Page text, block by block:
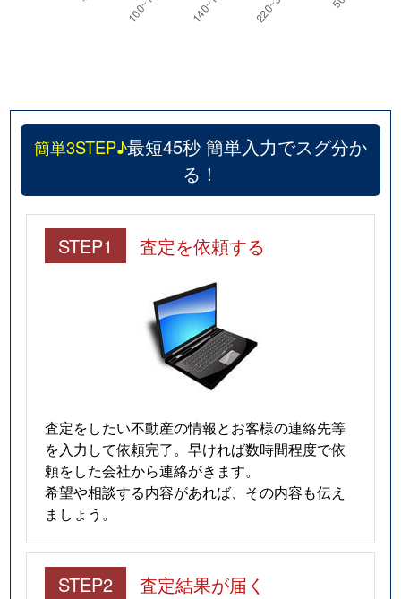
簡単3STEP♪最短45秒 簡単入力でスグ分か
る！
STEP1 査定を依頼する
査定をしたい不動産の情報とお客様の連絡先等
を入力して依頼完了。早ければ数時間程度で依
頼をした会社から連絡がきます。
希望や相談する内容があれば、その内容も伝え
ましょう。
STEP2 査定結果が届く